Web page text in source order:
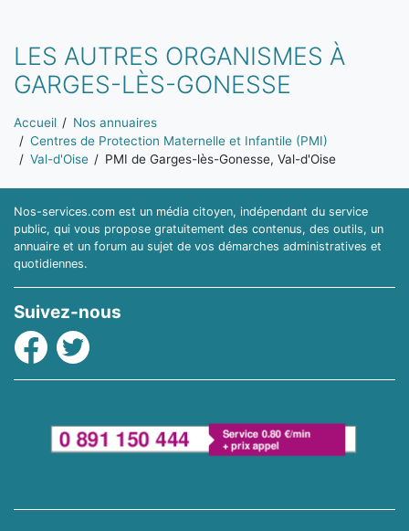
LES AUTRES ORGANISMES À
GARGES-LÈS-GONESSE
Vous êtes ici:
Accueil
Nos annuaires
Centres de Protection Maternelle et Infantile (PMI)
Val-d'Oise
PMI de Garges-lès-Gonesse, Val-d'Oise
Nos-services.com est un média citoyen, indépendant du service
public, qui vous propose gratuitement des contenus, des outils, un
annuaire et un forum au sujet de vos démarches administratives et
quotidiennes.
Suivez-nous
Facebook
Twitter